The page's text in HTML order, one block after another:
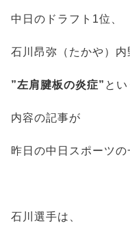
中日のドラフト1位、
石川昂弥（たかや）
”左肩腱板の炎症” とい
内容の記事が
昨日の中日スポーツの
石川選手は、